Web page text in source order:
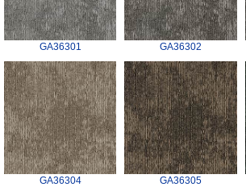
GA36301 GA36302
GA36304 GA36305